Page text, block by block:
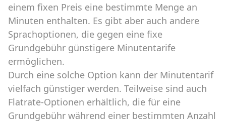
einem fixen Preis eine bestimmte Menge an
Minuten enthalten. Es gibt aber auch andere
Sprachoptionen, die gegen eine fixe
Grundgebühr günstigere Minutentarife
ermöglichen.
Durch eine solche Option kann der Minutentarif
vielfach günstiger werden. Teilweise sind auch
Flatrate-Optionen erhältlich, die für eine
Grundgebühr während einer bestimmten Anzahl